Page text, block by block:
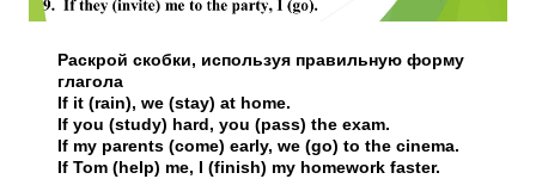
Раскрой скобки, используя правильную форму
глагола
If it (rain), we (stay) at home.
If you (study) hard, you (pass) the exam.
If my parents (come) early, we (go) to the cinema.
If Tom (help) me, I (finish) my homework faster.